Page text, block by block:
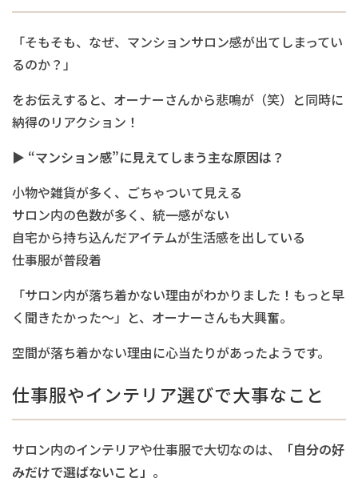
「そもそも、なぜ、マンションサロン感が出てしまってい
るのか？」
をお伝えすると、オーナーさんから悲鳴が（笑）と同時に
納得のリアクション！
▶︎ “マンション感”に見えてしまう主な原因は？
小物や雑貨が多く、ごちゃついて見える
サロン内の色数が多く、統一感がない
自宅から持ち込んだアイテムが生活感を出している
仕事服が普段着
「サロン内が落ち着かない理由がわかりました！もっと早
く聞きたかった～」と、オーナーさんも大興奮。
空間が落ち着かない理由に心当たりがあったようです。
仕事服やインテリア選びで大事なこと
サロン内のインテリアや仕事服で大切なのは、
「自分の好
みだけで選ばないこと」 。